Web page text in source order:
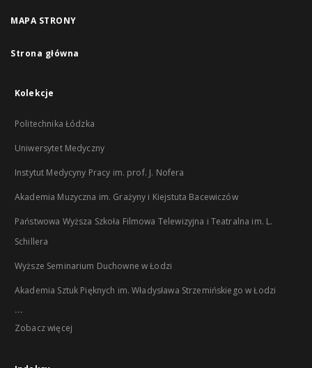
MAPA STRONY
Strona główna
Kolekcje
Politechnika Łódzka
Uniwersytet Medyczny
Instytut Medycyny Pracy im. prof. J. Nofera
Akademia Muzyczna im. Grażyny i Kiejstuta Bacewiczów
Państwowa Wyższa Szkoła Filmowa Telewizyjna i Teatralna im. L.
Schillera
Wyższe Seminarium Duchowne w Łodzi
Akademia Sztuk Pięknych im. Władysława Strzemińskiego w Łodzi
...
Zobacz więcej